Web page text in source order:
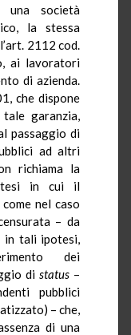
una società
la stessa
2112 cod.
ai lavoratori
di azienda.
che dispone
tale garanzia,
passaggio di
ad altri
richiama la
in cui il
nel caso
– da
in tali ipotesi,
dei
di status–
pubblici
– che,
di una